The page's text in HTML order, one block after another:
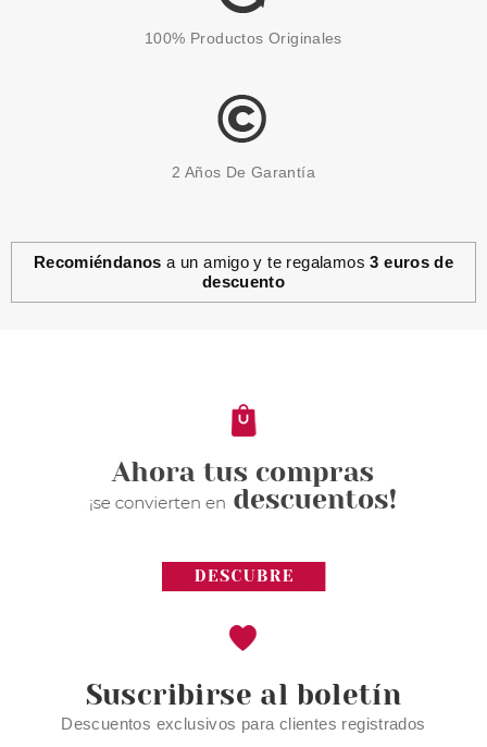
ESSENCE
2.14€
100% Productos Originales
2 Años De Garantía
Recomiéndanos a un amigo y te regalamos3 euros de
descuento
Suscribirse al boletín
Descuentos exclusivos para clientes registrados